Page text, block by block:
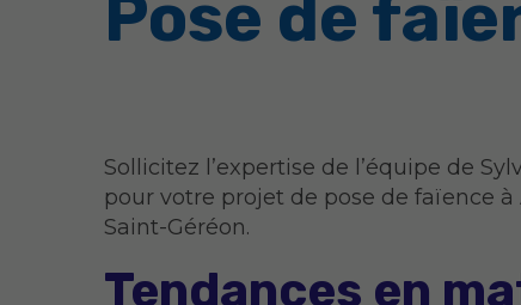
Pose de
Sollicitez l’expertise de l’équipe de
pour votre projet de pose de faïence à
Saint-Géréon.
Tendances en